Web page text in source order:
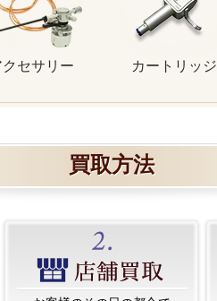
クセサリー カートリッジ
買取方法